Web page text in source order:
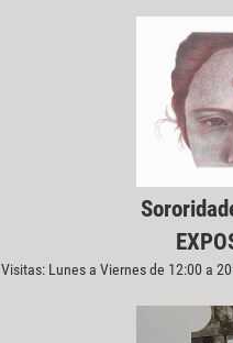
Visitas: Lunes a Viernes de 12:00 a